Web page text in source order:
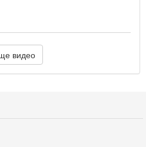
видео